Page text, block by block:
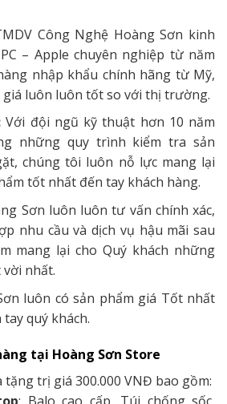
Công Nghệ Hoàng Sơn kinh
– Apple chuyên nghiệp từ năm
nhập khẩu chính hãng từ Mỹ,
giá luôn luôn tốt so với thị trường.
Với đội ngũ kỹ thuật hơn 10 năm
những quy trình kiểm tra sản
chúng tôi luôn nỗ lực mang lại
tốt nhất đến tay khách hàng.
Sơn luôn luôn tư vấn chính xác,
nhu cầu và dịch vụ hậu mãi sau
mang lại cho Quý khách những
nhất.
luôn có sản phẩm giá Tốt nhất
quý khách.
tại Hoàng Sơn Store
tặng trị giá 300.000 VNĐ bao gồm: